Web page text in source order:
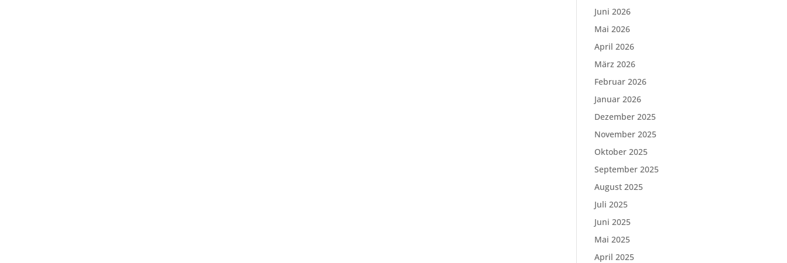
Juni 2026
Mai 2026
April 2026
März 2026
Februar 2026
Januar 2026
Dezember 2025
November 2025
Oktober 2025
September 2025
August 2025
Juli 2025
Juni 2025
Mai 2025
April 2025